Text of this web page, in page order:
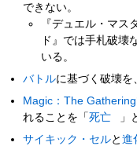
できない。
『デュエル・マス
ド』では手札破壊
いる。
バトルに基づく破壊を
Magic：The Gathering
れることを「死亡
」
サイキック・セルと進